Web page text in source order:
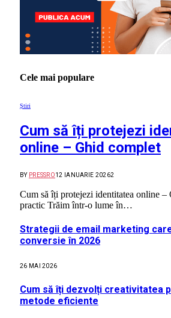
Cele mai populare
Știri
Cum să îți protejezi
online – Ghid complet
BY PRESSRO12 IANUARIE 20262
Cum să îți protejezi identitatea online –
practic Trăim într-o lume în…
Strategii de email marketing
conversie în 2026
26 MAI 2026
Cum să îți dezvolți creativitatea
metode eficiente